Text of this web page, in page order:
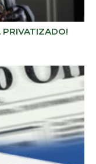
PRIVATIZADO!